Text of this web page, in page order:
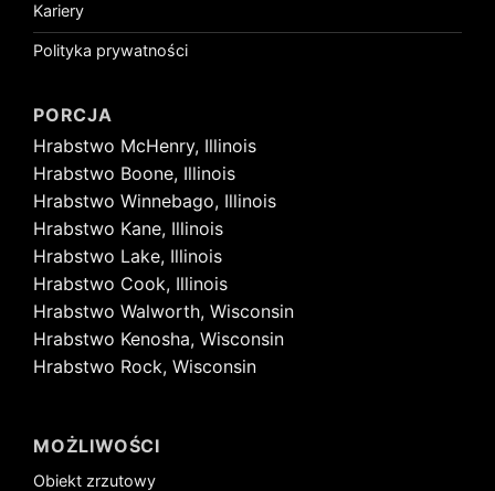
Kariery
Polityka prywatności
PORCJA
Hrabstwo McHenry, Illinois
Hrabstwo Boone, Illinois
Hrabstwo Winnebago, Illinois
Hrabstwo Kane, Illinois
Hrabstwo Lake, Illinois
Hrabstwo Cook, Illinois
Hrabstwo Walworth, Wisconsin
Hrabstwo Kenosha, Wisconsin
Hrabstwo Rock, Wisconsin
MOŻLIWOŚCI
Obiekt zrzutowy